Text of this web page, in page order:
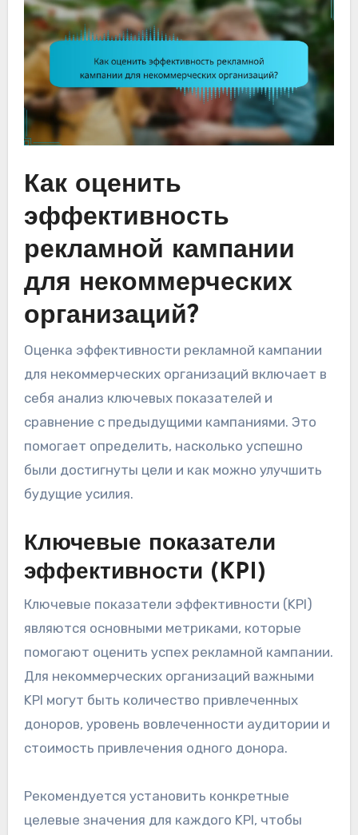
Как оценить
эффективность
рекламной кампании
для некоммерческих
организаций?
Оценка эффективности рекламной кампании
для некоммерческих организаций включает в
себя анализ ключевых показателей и
сравнение с предыдущими кампаниями. Это
помогает определить, насколько успешно
были достигнуты цели и как можно улучшить
будущие усилия.
Ключевые показатели
эффективности (KPI)
Ключевые показатели эффективности (KPI)
являются основными метриками, которые
помогают оценить успех рекламной кампании.
Для некоммерческих организаций важными
KPI могут быть количество привлеченных
доноров, уровень вовлеченности аудитории и
стоимость привлечения одного донора.
Рекомендуется установить конкретные
целевые значения для каждого KPI, чтобы